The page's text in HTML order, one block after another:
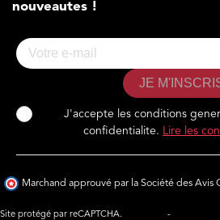
nouveautes !
JE
J'accepte les conditions
confidentialite.
Lire les
Marchand approuvé par la Société des Avis
Site protégé par reCAPTCHA. -